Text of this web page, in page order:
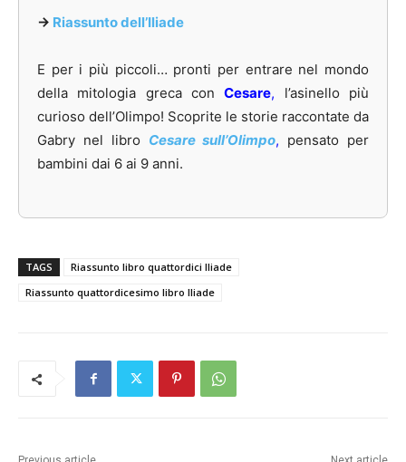
-> Riassunto dell’Iliade
E per i più piccoli… pronti per entrare nel mondo
della mitologia greca conCesare, l’asinello più
curioso dell’Olimpo! Scoprite le storie raccontate da
Gabry nel libro Cesare sull’Olimpo, pensato per
bambini dai 6 ai 9 anni.
TAGS
Riassunto libro quattordici Iliade
Riassunto quattordicesimo libro Iliade